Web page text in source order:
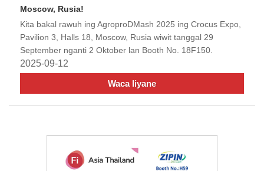
Moscow, Rusia!
Kita bakal rawuh ing AgroproDMash 2025 ing Crocus Expo,
Pavilion 3, Halls 18, Moscow, Rusia wiwit tanggal 29
September nganti 2 Oktober lan Booth No. 18F150.
2025-09-12
Waca liyane